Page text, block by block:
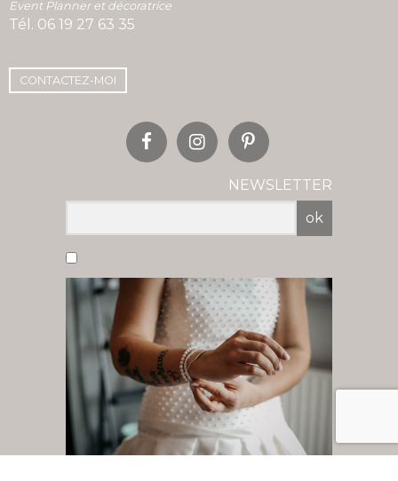
Event Planner et décoratrice
Tél. 06 19 27 63 35
CONTACTEZ-MOI
NEWSLETTER
ok